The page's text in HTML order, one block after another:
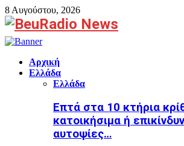
8 Αυγούστου, 2026
Facebook
Αρχική
Ελλάδα
Ελλάδα
Επτά στα 10 κτήρια
κατοικήσιμα ή
αυτοψίες…